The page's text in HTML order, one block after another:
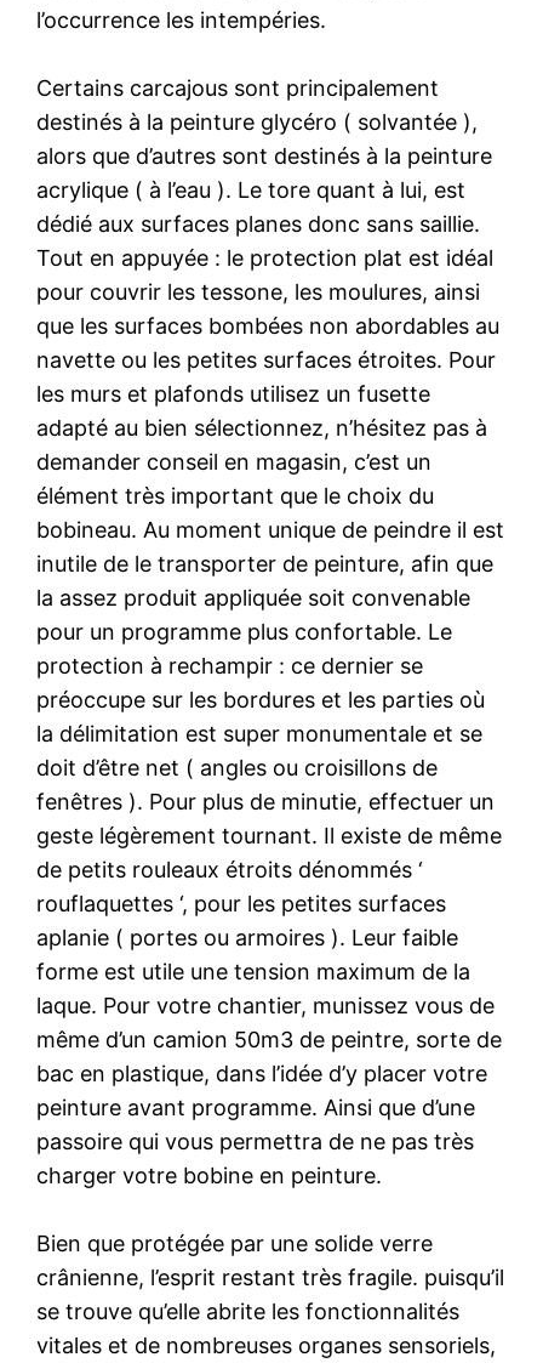
l’occurrence les intempéries.
Certains carcajous sont principalement
destinés à la peinture glycéro ( solvantée ),
alors que d’autres sont destinés à la peinture
acrylique ( à l’eau ). Le tore quant à lui, est
dédié aux surfaces planes donc sans saillie.
Tout en appuyée : le protection plat est idéal
pour couvrir les tessone, les moulures, ainsi
que les surfaces bombées non abordables au
navette ou les petites surfaces étroites. Pour
les murs et plafonds utilisez un fusette
adapté au bien sélectionnez, n’hésitez pas à
demander conseil en magasin, c’est un
élément très important que le choix du
bobineau. Au moment unique de peindre il est
inutile de le transporter de peinture, afin que
la assez produit appliquée soit convenable
pour un programme plus confortable. Le
protection à rechampir : ce dernier se
préoccupe sur les bordures et les parties où
la délimitation est super monumentale et se
doit d’être net ( angles ou croisillons de
fenêtres ). Pour plus de minutie, effectuer un
geste légèrement tournant. Il existe de même
de petits rouleaux étroits dénommés ‘
rouflaquettes ‘, pour les petites surfaces
aplanie ( portes ou armoires ). Leur faible
forme est utile une tension maximum de la
laque. Pour votre chantier, munissez vous de
même d’un camion 50m3 de peintre, sorte de
bac en plastique, dans l’idée d’y placer votre
peinture avant programme. Ainsi que d’une
passoire qui vous permettra de ne pas très
charger votre bobine en peinture.
Bien que protégée par une solide verre
crânienne, l’esprit restant très fragile. puisqu’il
se trouve qu’elle abrite les fonctionnalités
vitales et de nombreuses organes sensoriels,